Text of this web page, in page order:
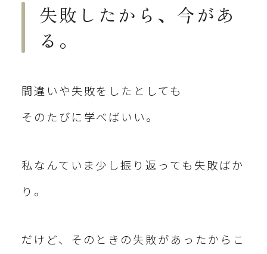
失敗したから、今があ
る。
間違いや失敗をしたとしても
そのたびに学べばいい。
私なんていま少し振り返っても失敗ばか
り。
だけど、そのときの失敗があったからこ